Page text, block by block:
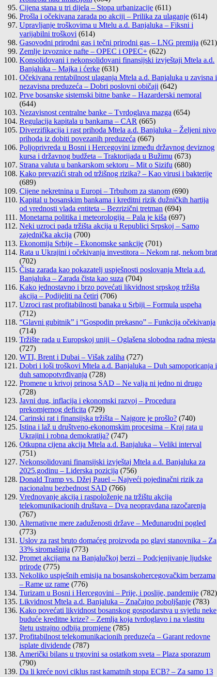
Cijena stana u tri dijela – Stopa urbanizacije (611)
Prošla i očekivana zarada po akciji – Prilika za ulaganje (614)
Upravljanje troškovima u Mtelu a.d. Banjaluka – Fiksni i
varijabilni troškovi (614)
Gasovodni prirodni gas i tečni prirodni gas – LNG premija (621)
Zemlje izvoznice nafte – OPEC i OPEC+ (622)
Konsolidovani i nekonsolidovani finansijski izvještaji Mtela a.d.
Banjaluka – Majka i ćerke (631)
Očekivana rentabilnost ulaganja Mtela a.d. Banjaluka u zavisna i
nezavisna preduzeća – Dobri poslovni običaji (642)
Prve bosanske sistemski bitne banke – Hazarderski nemoral
(644)
Nezavisnost centralne banke – Tvrdoglava mazga (654)
Regulacija kapitala u bankama – CAR (665)
Diverzifikacija i rast prihoda Mtela a.d. Banjaluka – Željeni nivo
prihoda iz dobiti povezanih preduzeća (667)
Poljoprivreda u Bosni i Hercegovini između državnog deviznog
kursa i državnog budžeta – Traktorijada u Bužimu (673)
Strana valuta u bankarskom sektoru – Mit o Sizifu (680)
Kako prevazići strah od tržišnog rizika? – Kao virusi i bakterije
(689)
Cijene nekretnina u Europi – Trbuhom za stanom (690)
Kapital u bosanskim bankama i kreditni rizik dužničkih hartija
od vrednosti vlada entiteta – Bezrizični tretman (694)
Monetarna politika i meteorologija – Pala je kiša (697)
Neki uzroci pada tržišta akcija u Republici Srpskoj – Samo
zajednička akcija (700)
Ekonomija Srbije – Ekonomske sankcije (701)
Rata u Ukrajini i očekivanja investitora – Nekom rat, nekom brat
(702)
Čista zarada kao pokazatelj uspješnosti poslovanja Mtela a.d.
Banjaluka – Zarada čista kao suza (704)
Kako jednostavno i brzo povećati likvidnost srpskog tržišta
akcija – Podijeliti na četiri (706)
Uzroci rast profitabilnosti banaka u Srbiji – Formula uspeha
(712)
“Glavni gubitnik” i “Gospodin prekasno” – Funkcija očekivanja
(714)
Tržište rada u Europskoj uniji – Oglašena slobodna radna mjesta
(727)
WTI, Brent i Dubai – Višak zaliha (727)
Dobri i loši troškovi Mtela a.d. Banjaluka – Duh samoporicanja i
duh samopotvrđivanja (728)
Promene u krivoj prinosa SAD – Ne valja ni jedno ni drugo
(728)
Javni dug, inflacija i ekonomski razvoj – Procedura
prekomjernog deficita (729)
Carinski rat i finansijska tržišta – Najgore je prošlo? (740)
Istina i laž u društveno-ekonomskim procesima – Kraj rata u
Ukrajini i robna demokratija? (747)
Otkupna cijena akcija Mtela a.d. Banjaluka – Veliki interval
(751)
Nekonsolidovani finansijski izvještaj Mtela a.d. Banjaluka za
2025.godinu – Liderska pozicija (756)
Donald Tramp vs. Džej Pauel – Najveći pojedinačni rizik za
nacionalnu bezbednost SAD (766)
Vrednovanje akcija i raspoloženje na tržištu akcija
telekomunikacionih društava – Dva neopravdana razočarenja
(767)
Alternativne mere zaduženosti države – Međunarodni pogled
(773)
Uslov za rast bruto domaćeg proizvoda po glavi stanovnika – Za
33% siromašnija (773)
Promet akcijama na Banjalučkoj berzi – Podcjenjivanje ljudske
prirode (775)
Nekoliko uspješnih emisija na bosanskohercegovačkim berzama
– Rame uz rame (776)
Turizam u Bosni i Hercegovini – Prije, i poslije, pandemije (782)
Likvidnost Mtela a.d. Banjaluka – Značajno poboljšanje (783)
Kako povećati likvidnost bosanskog gospodarstva u svjetlu neke
buduće kreditne krize? – Zemlja koja tvrdoglavo i na vlastitu
štetu ustrajno odbija promjene (785)
Profitabilnost telekomunikacionih preduzeća – Garant redovne
isplate dividende (787)
Američki bilans u trgovini sa ostatkom sveta – Plaza sporazum
(790)
Da li kreće novi ciklus rast kamatnih stopa ECB? – Za samo 13